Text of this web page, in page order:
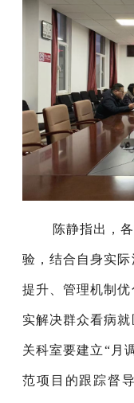
陈静指出，
验，结合自身实
提升、管理机制优
实解决群众看病
关科室要建立“月
范项目的跟踪督